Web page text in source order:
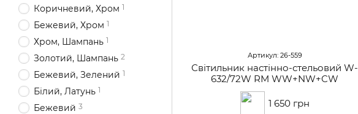
Артикул: 26-559
Світильник настінно-стельовий W-
632/72W RM WW+NW+CW
1 650 грн
Коричневий, Хром 1
Бежевий, Хром 1
Хром, Шампань 1
Золотий, Шампань 2
Бежевий, Зелений 1
Білий, Латунь 1
Бежевий 3